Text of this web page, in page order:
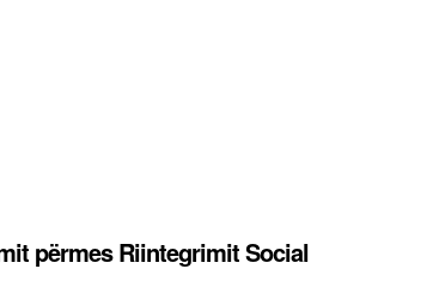
përmes Riintegrimit Social